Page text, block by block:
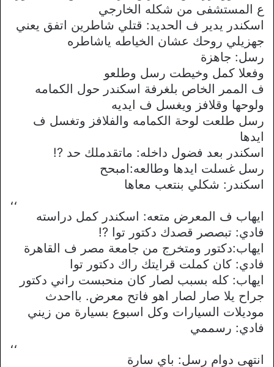
ع المستشفى من شكله الخارجي
اسكندر يدير ف الحديد: قتلي شاطرين اتفق يعني
جهزيلي روحك عشان الخياطه ياشاطره
رسل: جاهزة
وفعلا كمل وخيطت رسل وطلعو
ف الممر الخاص بلغرفة اسكندر حول الكمامه
ولوحها وقلافز ويغسل ف ايديه
رسل طلعت لوحة الكمامه والفلافز وتغسل ف
ايدها
اسكندر بعد فضول داخله: ماتقدملك حد ?!
رسل غسلت ايدها وطالعه:امبحح
اسكندر: شكلي بنتعب معاها
،،
ايهاب ف المعرض متعه: اسكندر كمل دراسته
فادي: تبصصر قصدك دكتور توا ?!
ايهاب:دكتور ومتخرج من جامعة مصر ف القاهرة
فادي: كان كملت قرايتك راك دكتور توا
ايهاب: كله بسبب لصار كان منحبست راني دكتور
جراح يلا صار لصار اهو فاتح معرض. بااحدث
موديلات السيارات وكل اسبوع بسيارة من زيني
فادي: رسممي
،،
انتهى دوام رسل: باي سارة